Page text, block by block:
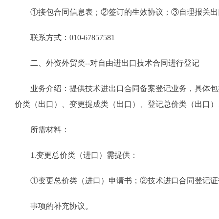
①接包合同信息表；②签订的生效协议；③自理报关出
联系方式：010-67857581
二、外资外贸类--对自由进出口技术合同进行登记
业务介绍：提供技术进出口合同备案登记业务，具体包
价类（出口）、变更提成类（出口）、登记总价类（出口
所需材料：
1.变更总价类（进口）需提供：
①变更总价类（进口）申请书；②技术进口合同登记
事项的补充协议。